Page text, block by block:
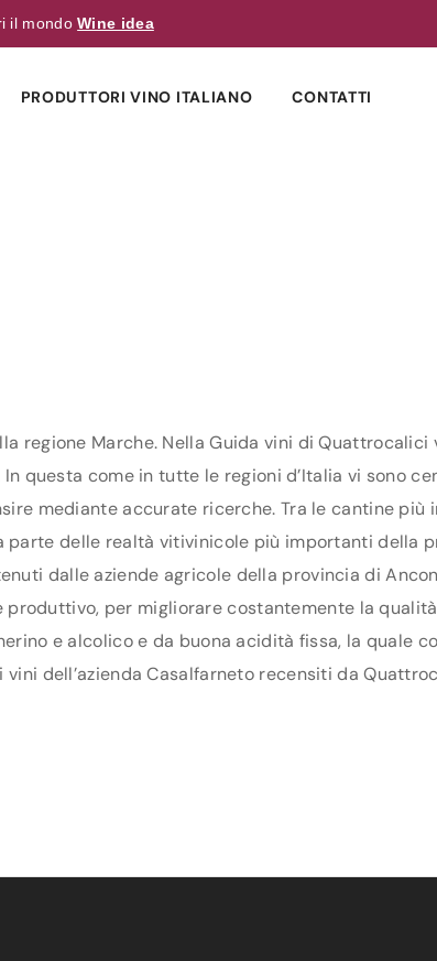
il mondoWine idea
PRODUTTORI VINO ITALIANO CONTATTI
regione Marche. Nella Guida vini di Quattrocalici
questa come in tutte le regioni d’Italia vi sono
mediante accurate ricerche. Tra le cantine più
parte delle realtà vitivinicole più importanti della
dalle aziende agricole della provincia di
per migliorare costantemente la
e alcolico e da buona acidità fissa, la quale
dell’azienda Casalfarneto recensiti da